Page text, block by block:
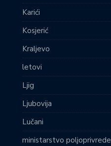
Karići
Kosjerić
Kraljevo
letovi
Ljig
Ljubovija
Lučani
ministarstvo poljoprivrede